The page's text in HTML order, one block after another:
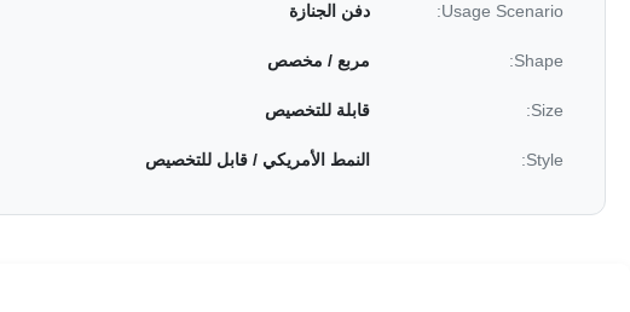
Usage Scenario: دفن الجنازة
Shape: مربع / مخصص
Size: قابلة للتخصيص
Style: النمط الأمريكي / قابل للتخصيص